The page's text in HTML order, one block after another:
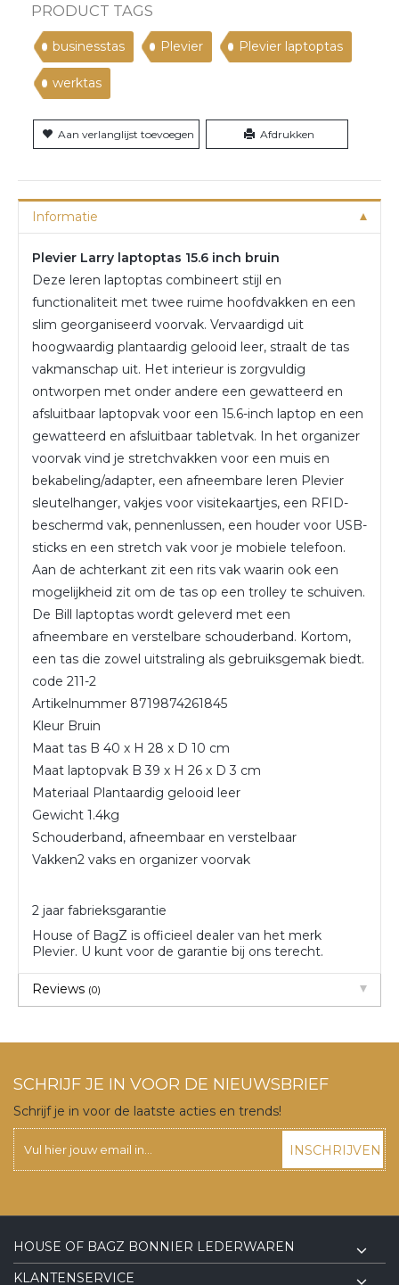
PRODUCT TAGS
businesstas Plevier Plevier laptoptas
werktas
Aan verlanglijst toevoegen Afdrukken
Informatie
Plevier Larry laptoptas 15.6 inch bruin
Deze leren laptoptas combineert stijl en
functionaliteit met twee ruime hoofdvakken en een
slim georganiseerd voorvak. Vervaardigd uit
hoogwaardig plantaardig gelooid leer, straalt de tas
vakmanschap uit. Het interieur is zorgvuldig
ontworpen met onder andere een gewatteerd en
afsluitbaar laptopvak voor een 15.6-inch laptop en een
gewatteerd en afsluitbaar tabletvak. In het organizer
voorvak vind je stretchvakken voor een muis en
bekabeling/adapter, een afneembare leren Plevier
sleutelhanger, vakjes voor visitekaartjes, een RFID-
beschermd vak, pennenlussen, een houder voor USB-
sticks en een stretch vak voor je mobiele telefoon.
Aan de achterkant zit een rits vak waarin ook een
mogelijkheid zit om de tas op een trolley te schuiven.
De Bill laptoptas wordt geleverd met een
afneembare en verstelbare schouderband. Kortom,
een tas die zowel uitstraling als gebruiksgemak biedt.
code 211-2
Artikelnummer 8719874261845
Kleur Bruin
Maat tas B 40 x H 28 x D 10 cm
Maat laptopvak B 39 x H 26 x D 3 cm
Materiaal Plantaardig gelooid leer
Gewicht 1.4kg
Schouderband, afneembaar en verstelbaar
Vakken2 vaks en organizer voorvak
2 jaar fabrieksgarantie
House of BagZ is officieel dealer van het merk
Plevier. U kunt voor de garantie bij ons terecht.
Reviews (0)
SCHRIJF JE IN VOOR DE NIEUWSBRIEF
Schrijf je in voor de laatste acties en trends!
INSCHRIJVEN
HOUSE OF BAGZ BONNIER LEDERWAREN
KLANTENSERVICE